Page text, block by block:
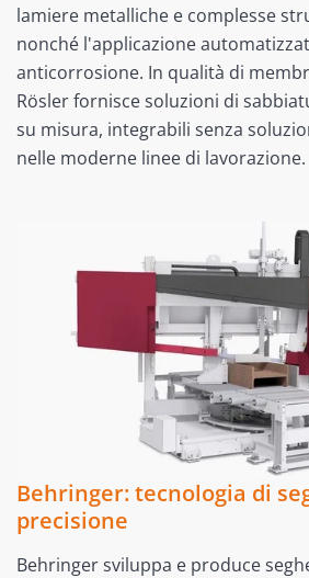
lamiere metalliche e complesse
nonché l'applicazione
anticorrosione. In qualità di
Rösler fornisce soluzioni di
su misura, integrabili senza
nelle moderne linee di lavorazione.
Behringer: tecnologia di
precisione
Behringer sviluppa e produce